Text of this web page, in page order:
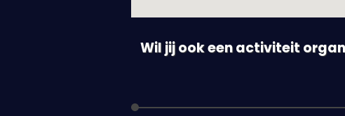
Wil jij ook een activiteit